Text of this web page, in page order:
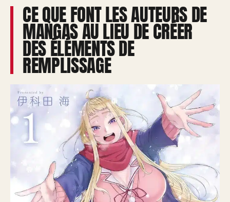
CE QUE FONT LES AUTEURS DE
MANGAS AU LIEU DE CRÉER
DES ÉLÉMENTS DE
REMPLISSAGE